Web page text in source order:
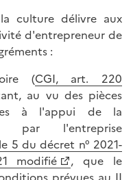
culture délivre aux
d'entrepreneur de
:
(CGI, art. 220
au vu des pièces
à l'appui de la
par l'entreprise
5 du décret n° 2021-
modifié
, que le